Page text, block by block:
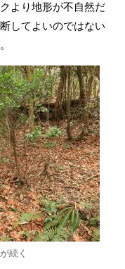
より地形が不自然だ
してよいのではない
続く